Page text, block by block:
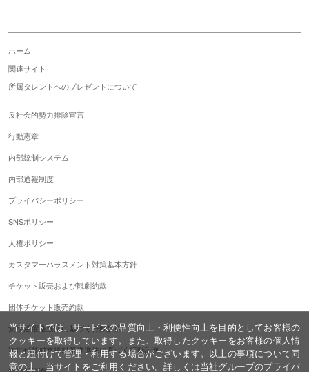
ホーム
関連サイト
所属タレントへのプレゼントについて
反社会的勢力排除宣言
行動憲章
内部統制システム
内部通報制度
プライバシーポリシー
SNSポリシー
人権ポリシー
カスタマーハラスメント対策基本方針
チケット販売および観劇約款
団体チケット販売約款
女性活躍推進法に基づく行動計画
次世代育成支援対策推進法に基づく行動計画
当サイトでは、サービスの品質向上・利便性向上を目的としてお客様の
クッキーを取得しています。また、取得したクッキーをお客様の個人情
報と紐付けて管理・利用する場合がございます。以上の事項について同
意の上、当サイトをご利用ください。詳しくは当社グループのプライバ